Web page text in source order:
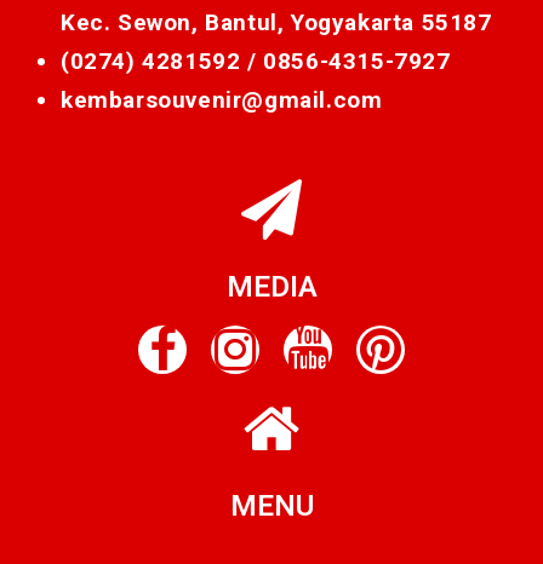
Kec. Sewon, Bantul, Yogyakarta 55187
(0274) 4281592 / 0856-4315-7927
kembarsouvenir@gmail.com
MEDIA
MENU